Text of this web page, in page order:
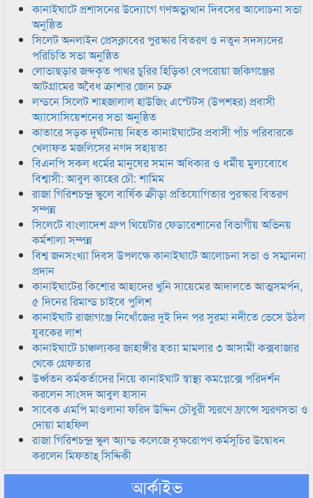
কানাইঘাটে প্রশাসনের উদ্যোগে গণঅভ্যুত্থান দিবসের আলোচনা সভা
অনুষ্ঠিত
সিলেট অনলাইন প্রেসক্লাবের পুরস্কার বিতরণ ও নতুন সদস্যদের
পরিচিতি সভা অনুষ্ঠিত
লোভাছড়ার জব্দকৃত পাথর চুরির হিড়িক! বেপরোয়া জকিগঞ্জের
আটগ্রামের অবৈধ ক্রাশার জোন চক্র
লন্ডনে সিলেট শাহজালাল হাউজিং এস্টেটস (উপশহর) প্রবাসী
অ্যাসোসিয়েশনের সভা অনুষ্ঠিত
কাতারে সড়ক দুর্ঘটনায় নিহত কানাইঘাটের প্রবাসী পাঁচ পরিবারকে
খেলাফত মজলিসের নগদ সহায়তা
বিএনপি সকল ধর্মের মানুষের সমান অধিকার ও ধর্মীয় মুল্যবোধে
বিশ্বাসী: আবুল কাহের চৌ: শামিম
রাজা গিরিশচন্দ্র স্কুলে বার্ষিক ক্রীড়া প্রতিযোগিতার পুরস্কার বিতরণ
সম্পন্ন
সিলেটে বাংলাদেশ গ্রুপ থিয়েটার ফেডারেশানের বিভাগীয় অভিনয়
কর্মশালা সম্পন্ন
বিশ্ব জনসংখ্যা দিবস উপলক্ষে কানাইঘাটে আলোচনা সভা ও সম্মাননা
প্রদান
কানাইঘাটের কিশোর আহাদের খুনি সায়েমের আদালতে আত্মসমর্পন,
৫ দিনের রিমান্ড চাইবে পুলিশ
কানাইঘাট রাজাগঞ্জে নিখোঁজের দুই দিন পর সুরমা নদীতে ভেসে উঠল
যুবকের লাশ
কানাইঘাটে চাঞ্চল্যকর জাহাঙ্গীর হত্যা মামলার ৩ আসামী কক্সবাজার
থেকে গ্রেফতার
উর্ধ্বতন কর্মকর্তাদের নিয়ে কানাইঘাট স্বাস্থ্য কমপ্লেক্সে পরিদর্শন
করলেন সাংসদ আবুল হাসান
সাবেক এমপি মাওলানা ফরিদ উদ্দিন চৌধুরী স্মরণে ফ্রান্সে স্মরণসভা ও
দোয়া মাহফিল
রাজা গিরিশচন্দ্র স্কুল অ্যান্ড কলেজে বৃক্ষরোপণ কর্মসূচির উদ্বোধন
করলেন মিফতাহ্ সিদ্দিকী
আর্কাইভ